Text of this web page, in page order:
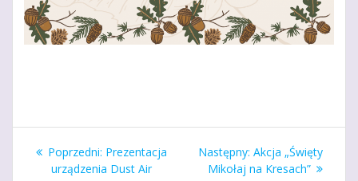
Nawigacja
Poprzedni: Poprzedni
wpis:
Prezentacja
urządzenia Dust Air
Następny: Następny
wpis:
Akcja „Święty
Mikołaj na Kresach”